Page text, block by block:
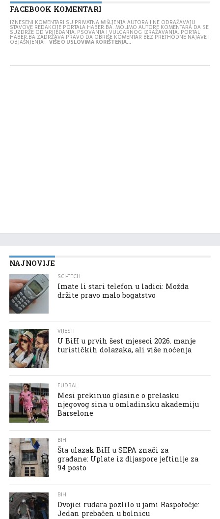
FACEBOOK KOMENTARI
IZNESENI KOMENTARI SU PRIVATNA MIŠLJENJA AUTORA I NE ODRAŽAVAJU
STAVOVE REDAKCIJE PORTALA HABER.BA. MOLIMO AUTORE KOMENTARA DA SE
SUZDRŽE OD VRIJEĐANJA, PSOVANJA I VULGARNOG IZRAŽAVANJA. PORTAL
HABER.BA ZADRŽAVA PRAVO DA OBRIŠE KOMENTAR BEZ PRETHODNE NAJAVE I
OBJAŠNJENJA -VIŠE O USLOVIMA KORIŠTENJA...
NAJNOVIJE
SCI-TECH
Imate li stari telefon u ladici: Možda
držite pravo malo bogatstvo
VIJESTI
U BiH u prvih šest mjeseci 2026. manje
turističkih dolazaka, ali više noćenja
FUDBAL
Mesi prekinuo glasine o prelasku
njegovog sina u omladinsku akademiju
Barselone
BIH
Šta ulazak BiH u SEPA znači za
građane: Uplate iz dijaspore jeftinije za
94 posto
BIH
Dvojici rudara pozlilo u jami Raspotočje:
Jedan prebačen u bolnicu